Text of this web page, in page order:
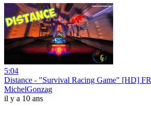
5:04
Distance - "Survival Racing Game" [HD] FR
MichelGonzag
il y a 10 ans